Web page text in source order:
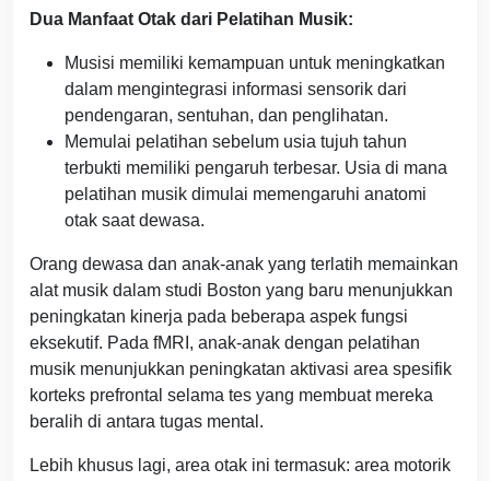
Dua Manfaat Otak dari Pelatihan Musik:
Musisi memiliki kemampuan untuk meningkatkan
dalam mengintegrasi informasi sensorik dari
pendengaran, sentuhan, dan penglihatan.
Memulai pelatihan sebelum usia tujuh tahun
terbukti memiliki pengaruh terbesar. Usia di mana
pelatihan musik dimulai memengaruhi anatomi
otak saat dewasa.
Orang dewasa dan anak-anak yang terlatih memainkan
alat musik dalam studi Boston yang baru menunjukkan
peningkatan kinerja pada beberapa aspek fungsi
eksekutif. Pada fMRI, anak-anak dengan pelatihan
musik menunjukkan peningkatan aktivasi area spesifik
korteks prefrontal selama tes yang membuat mereka
beralih di antara tugas mental.
Lebih khusus lagi, area otak ini termasuk: area motorik